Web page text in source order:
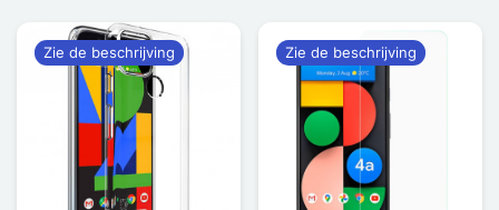
Zie de beschrijving Zie de beschrijving